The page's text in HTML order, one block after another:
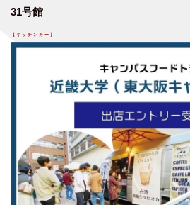
31号館
【キッチンカー】